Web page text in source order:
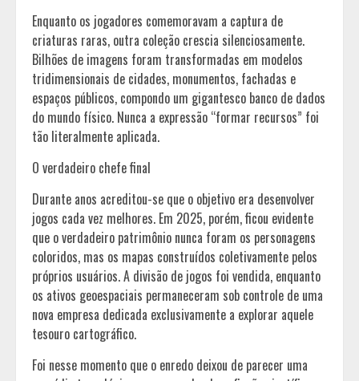
Enquanto os jogadores comemoravam a captura de
criaturas raras, outra coleção crescia silenciosamente.
Bilhões de imagens foram transformadas em modelos
tridimensionais de cidades, monumentos, fachadas e
espaços públicos, compondo um gigantesco banco de dados
do mundo físico. Nunca a expressão “formar recursos” foi
tão literalmente aplicada.
O verdadeiro chefe final
Durante anos acreditou-se que o objetivo era desenvolver
jogos cada vez melhores. Em 2025, porém, ficou evidente
que o verdadeiro patrimônio nunca foram os personagens
coloridos, mas os mapas construídos coletivamente pelos
próprios usuários. A divisão de jogos foi vendida, enquanto
os ativos geoespaciais permaneceram sob controle de uma
nova empresa dedicada exclusivamente a explorar aquele
tesouro cartográfico.
Foi nesse momento que o enredo deixou de parecer uma